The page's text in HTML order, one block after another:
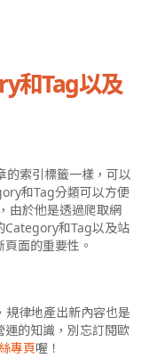
和Tag以及
索引標籤一樣，可以
和Tag分類可以方便
由於他是透過爬取網
Category和Tag以及站
面的重要性。
規律地產出新內容也是
運的知識，別忘訂閱歐
專頁喔！